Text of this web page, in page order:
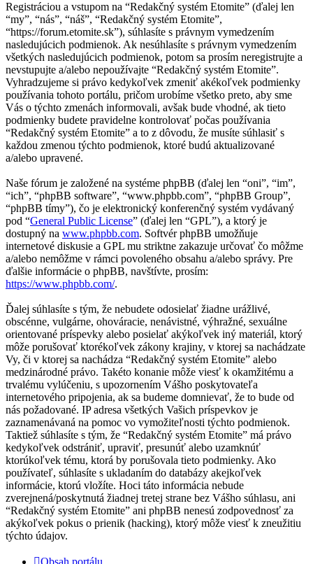
Registráciou a vstupom na “Redakčný systém Etomite” (ďalej len
“my”, “nás”, “náš”, “Redakčný systém Etomite”,
“https://forum.etomite.sk”), súhlasíte s právnym vymedzením
nasledujúcich podmienok. Ak nesúhlasíte s právnym vymedzením
všetkých nasledujúcich podmienok, potom sa prosím neregistrujte a
nevstupujte a/alebo nepoužívajte “Redakčný systém Etomite”.
Vyhradzujeme si právo kedykoľvek zmeniť akékoľvek podmienky
používania tohoto portálu, pričom urobíme všetko preto, aby sme
Vás o týchto zmenách informovali, avšak bude vhodné, ak tieto
podmienky budete pravidelne kontrolovať počas používania
“Redakčný systém Etomite” a to z dôvodu, že musíte súhlasiť s
každou zmenou týchto podmienok, ktoré budú aktualizované
a/alebo upravené.
Naše fórum je založené na systéme phpBB (ďalej len “oni”, “im”,
“ich”, “phpBB software”, “www.phpbb.com”, “phpBB Group”,
“phpBB tímy”), čo je elektronický konferenčný systém vydávaný
pod “General Public License” (ďalej len “GPL”), a ktorý je
dostupný na www.phpbb.com. Softvér phpBB umožňuje
internetové diskusie a GPL mu striktne zakazuje určovať čo môžme
a/alebo nemôžme v rámci povoleného obsahu a/alebo správy. Pre
ďalšie informácie o phpBB, navštívte, prosím:
https://www.phpbb.com/.
Ďalej súhlasíte s tým, že nebudete odosielať žiadne urážlivé,
obscénne, vulgárne, ohováracie, nenávistné, výhražné, sexuálne
orientované príspevky alebo posielať akýkoľvek iný materiál, ktorý
môže porušovať ktorékoľvek zákony krajiny, v ktorej sa nachádzate
Vy, či v ktorej sa nachádza “Redakčný systém Etomite” alebo
medzinárodné právo. Takéto konanie môže viesť k okamžitému a
trvalému vylúčeniu, s upozornením Vášho poskytovateľa
internetového pripojenia, ak sa budeme domnievať, že to bude od
nás požadované. IP adresa všetkých Vašich príspevkov je
zaznamenávaná na pomoc vo vymožiteľnosti týchto podmienok.
Taktiež súhlasíte s tým, že “Redakčný systém Etomite” má právo
kedykoľvek odstrániť, upraviť, presunúť alebo uzamknúť
ktorúkoľvek tému, ktorá by porušovala tieto podmienky. Ako
používateľ, súhlasíte s ukladaním do databázy akejkoľvek
informácie, ktorú vložíte. Hoci táto informácia nebude
zverejnená/poskytnutá žiadnej tretej strane bez Vášho súhlasu, ani
“Redakčný systém Etomite” ani phpBB nenesú zodpovednosť za
akýkoľvek pokus o prienik (hacking), ktorý môže viesť k zneužitiu
týchto údajov.